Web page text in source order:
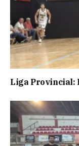
Liga Provincial: